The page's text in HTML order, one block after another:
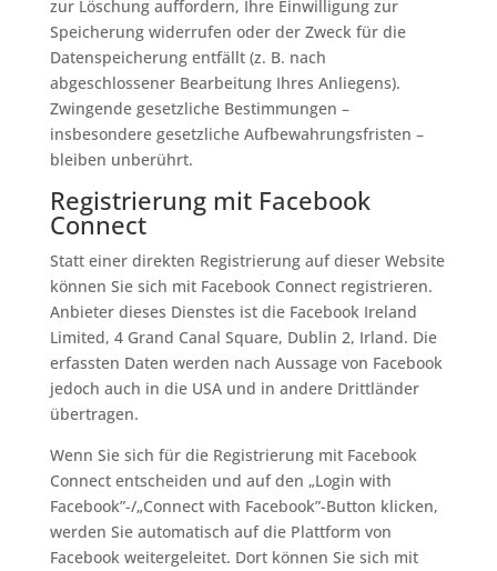
zur Löschung auffordern, Ihre Einwilligung zur
Speicherung widerrufen oder der Zweck für die
Datenspeicherung entfällt (z. B. nach
abgeschlossener Bearbeitung Ihres Anliegens).
Zwingende gesetzliche Bestimmungen –
insbesondere gesetzliche Aufbewahrungsfristen –
bleiben unberührt.
Registrierung mit Facebook
Connect
Statt einer direkten Registrierung auf dieser Website
können Sie sich mit Facebook Connect registrieren.
Anbieter dieses Dienstes ist die Facebook Ireland
Limited, 4 Grand Canal Square, Dublin 2, Irland. Die
erfassten Daten werden nach Aussage von Facebook
jedoch auch in die USA und in andere Drittländer
übertragen.
Wenn Sie sich für die Registrierung mit Facebook
Connect entscheiden und auf den „Login with
Facebook”-/„Connect with Facebook”-Button klicken,
werden Sie automatisch auf die Plattform von
Facebook weitergeleitet. Dort können Sie sich mit